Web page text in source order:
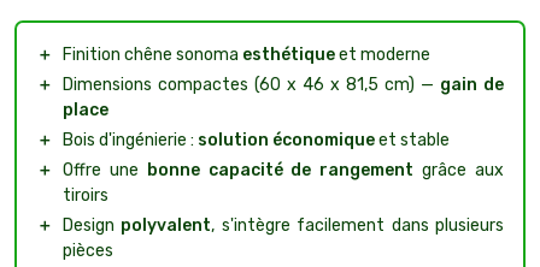
＋ Finition chêne sonoma esthétiqueet moderne
＋
Dimensions compactes (60 x 46 x 81,5 cm) — gain de
place
＋
Bois d'ingénierie : solution économiqueet stable
＋ Offre une bonne capacité de rangement grâce aux
tiroirs
＋
Design polyvalent, s'intègre facilement dans plusieurs
pièces